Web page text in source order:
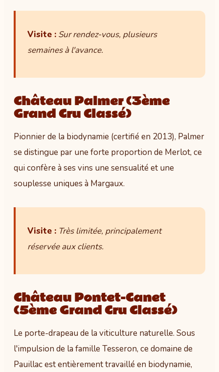
Visite : Sur rendez-vous, plusieurs
semaines à l'avance.
Château Palmer (3ème
Grand Cru Classé)
Pionnier de la biodynamie (certifié en 2013), Palmer
se distingue par une forte proportion de Merlot, ce
qui confère à ses vins une sensualité et une
souplesse uniques à Margaux.
Visite : Très limitée, principalement
réservée aux clients.
Château Pontet-Canet
(5ème Grand Cru Classé)
Le porte-drapeau de la viticulture naturelle. Sous
l'impulsion de la famille Tesseron, ce domaine de
Pauillac est entièrement travaillé en biodynamie,